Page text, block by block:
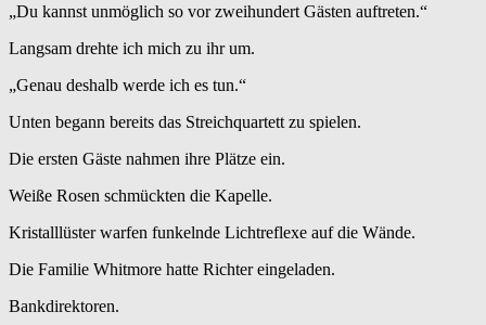
„Du kannst unmöglich so vor zweihundert Gästen auftreten.“
Langsam drehte ich mich zu ihr um.
„Genau deshalb werde ich es tun.“
Unten begann bereits das Streichquartett zu spielen.
Die ersten Gäste nahmen ihre Plätze ein.
Weiße Rosen schmückten die Kapelle.
Kristalllüster warfen funkelnde Lichtreflexe auf die Wände.
Die Familie Whitmore hatte Richter eingeladen.
Bankdirektoren.